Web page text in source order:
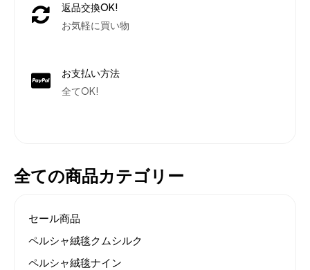
返品交換OK!
お気軽に買い物
お支払い方法
全てOK!
全ての商品カテゴリー
セール商品
ペルシャ絨毯クムシルク
ペルシャ絨毯ナイン